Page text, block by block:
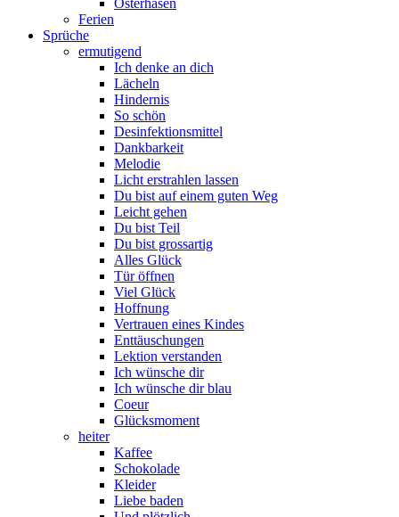
Osterhasen
Ferien
Sprüche
ermutigend
Ich denke an dich
Lächeln
Hindernis
So schön
Desinfektionsmittel
Dankbarkeit
Melodie
Licht erstrahlen lassen
Du bist auf einem guten Weg
Leicht gehen
Du bist Teil
Du bist grossartig
Alles Glück
Tür öffnen
Viel Glück
Hoffnung
Vertrauen eines Kindes
Enttäuschungen
Lektion verstanden
Ich wünsche dir
Ich wünsche dir blau
Coeur
Glücksmoment
heiter
Kaffee
Schokolade
Kleider
Liebe baden